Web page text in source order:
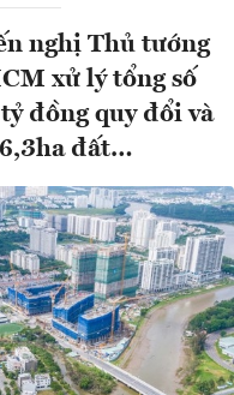
nghị Thủ tướng
xử lý tổng số
đồng quy đổi và
đất…